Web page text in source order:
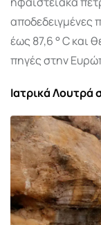
αποδεδειγμένες
έως 87,6 ° C και
πηγές στην
Ιατρικά Λουτρά